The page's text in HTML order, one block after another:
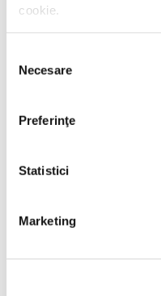
cookie.
consimțământului
Necesare
Preferinţe
Statistici
Marketing
Shiva Rahbaran,